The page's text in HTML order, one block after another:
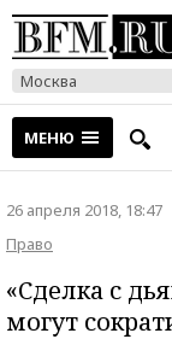
Москва
МЕНЮ
26 апреля 2018, 18:47
Право
«Сделка с
могут